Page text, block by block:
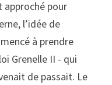
approché pour
l’idée de
à prendre
Grenelle II - qui
de passait. Le